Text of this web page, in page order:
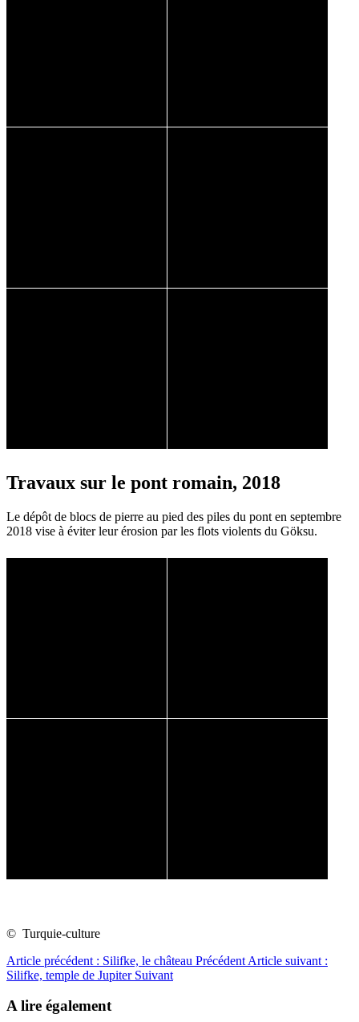
Travaux sur le pont romain, 2018
Le dépôt de blocs de pierre au pied des piles du pont en septembre
2018 vise à éviter leur érosion par les flots violents du Göksu.
© Turquie-culture
Article précédent : Silifke, le château Précédent Article suivant :
Silifke, temple de Jupiter Suivant
A lire également